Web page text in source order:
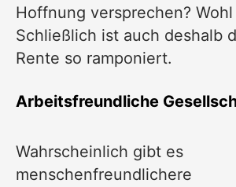
Hoffnung versprechen?
Schließlich ist auch deshalb
Rente so ramponiert.
Arbeitsfreundliche
Wahrscheinlich gibt es
menschenfreundlichere